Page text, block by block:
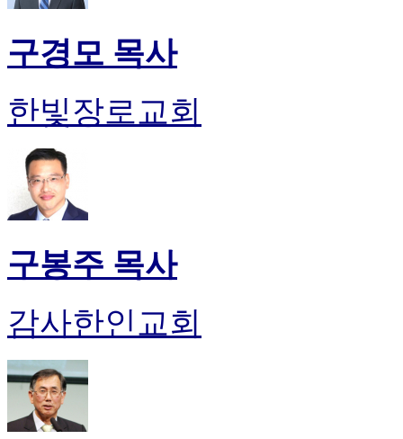
구경모 목사
한빛장로교회
구봉주 목사
감사한인교회